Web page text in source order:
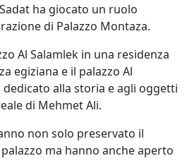
ha giocato un ruolo
di Palazzo Montaza.
Al Salamlek in una residenza
egiziana e il palazzo Al
alla storia e agli oggetti
di Mehmet Ali.
non solo preservato il
ma hanno anche aperto